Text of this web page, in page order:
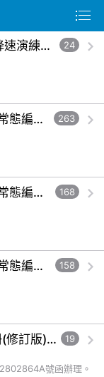
8月13日14:30至15:00防空演習行網降速演練，請預為因應，詳洽NCC官網 24
桃園市龍潭區高原國民小學115學年度常態編班暨導師編配作業結果公告-五年級。 263
桃園市龍潭區高原國民小學115學年度常態編班暨導師編配作業結果公告-三年級。 168
桃園市龍潭區高原國民小學115學年度常態編班暨導師編配作業結果公告-一年級。 158
特殊教育學生及幼兒鑑定辦法說明手冊(修訂版)與學習障礙鑑定說明影片已公告於全國特殊教育資訊網，請自行上網觀看或下載運用 19
號函辦理。